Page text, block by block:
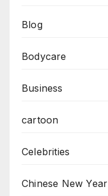
Blog
Bodycare
Business
cartoon
Celebrities
Chinese New Year